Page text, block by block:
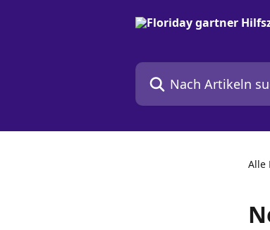
Nach Artikeln suchen …
Alle